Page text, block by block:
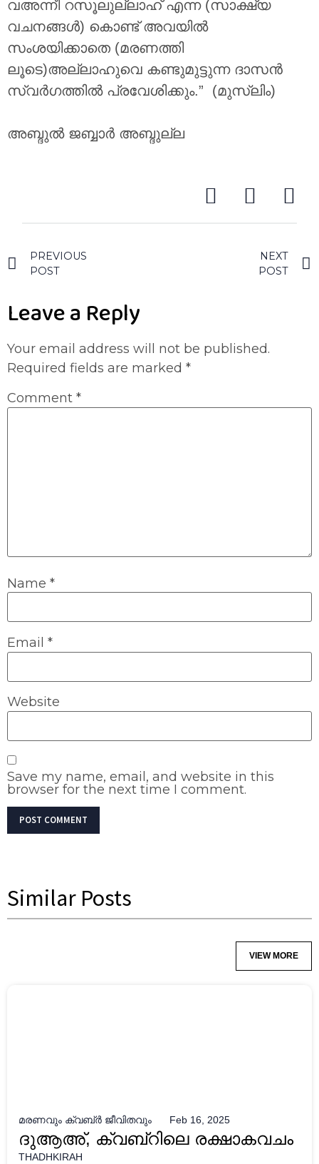
വഅന്നീ റസൂലുല്ലാഹ് എന്ന (സാക്ഷ്യ
വചനങ്ങൾ) കൊണ്ട് അവയിൽ
സംശയിക്കാതെ (മരണത്തി
ലൂടെ)അല്ലാഹുവെ കണ്ടുമുട്ടുന്ന ദാസൻ
സ്വർഗത്തിൽ പ്രവേശിക്കും.” (മുസ്‌ലിം)
അബ്ദുൽ ജബ്ബാർ അബ്ദുല്ല
PREVIOUS
POST
NEXT
POST
Leave a Reply
Your email address will not be published.
Required fields are marked *
Comment *
Name *
Email *
Website
Save my name, email, and website in this
browser for the next time I comment.
Similar Posts
VIEW MORE
മരണവും ക്വബ്ർ ജീവിതവും Feb 16, 2025
ദുആഅ്, ക്വബ്റിലെ രക്ഷാകവചം
THADHKIRAH